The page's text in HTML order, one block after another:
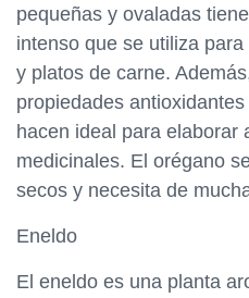
pequeñas y ovaladas
intenso que se utiliza
y platos de carne.
propiedades
hacen ideal para elaborar
medicinales. El orégano
secos y necesita de
Eneldo
El eneldo es una planta